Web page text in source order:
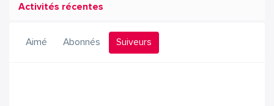
Activités récentes
Aimé Abonnés Suiveurs